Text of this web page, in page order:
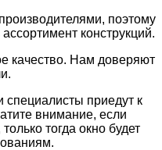
поэтому
конструкций.
качество. Нам доверяют
приедут к
внимание, если
тогда окно будет